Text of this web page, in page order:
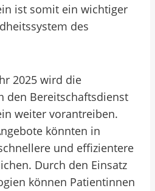
ist somit ein wichtiger
des
2025 wird die
den Bereitschaftsdienst
weiter vorantreiben.
könnten in
und effizientere
Durch den Einsatz
können Patientinnen